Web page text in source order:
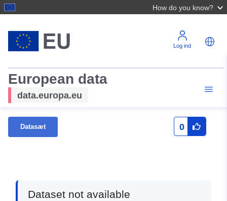
How do you know?
Log ind
European data
data.europa.eu
Datasæt 0
Dataset not available